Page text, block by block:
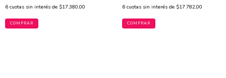
6 cuotas sin interés de $17.380,00
COMPRAR
6 cuotas sin interés de $17.782,00
COMPRAR